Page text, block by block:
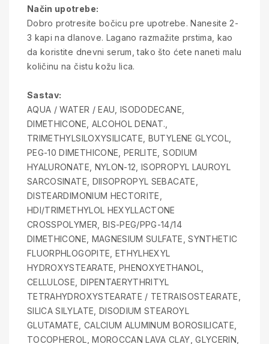
Način upotrebe:
Dobro protresite bočicu pre upotrebe. Nanesite 2-
3 kapi na dlanove. Lagano razmažite prstima, kao
da koristite dnevni serum, tako što ćete naneti malu
količinu na čistu kožu lica.
Sastav:
AQUA / WATER / EAU, ISODODECANE,
DIMETHICONE, ALCOHOL DENAT.,
TRIMETHYLSILOXYSILICATE, BUTYLENE GLYCOL,
PEG-10 DIMETHICONE, PERLITE, SODIUM
HYALURONATE, NYLON-12, ISOPROPYL LAUROYL
SARCOSINATE, DIISOPROPYL SEBACATE,
DISTEARDIMONIUM HECTORITE,
HDI/TRIMETHYLOL HEXYLLACTONE
CROSSPOLYMER, BIS-PEG/PPG-14/14
DIMETHICONE, MAGNESIUM SULFATE, SYNTHETIC
FLUORPHLOGOPITE, ETHYLHEXYL
HYDROXYSTEARATE, PHENOXYETHANOL,
CELLULOSE, DIPENTAERYTHRITYL
TETRAHYDROXYSTEARATE / TETRAISOSTEARATE,
SILICA SILYLATE, DISODIUM STEAROYL
GLUTAMATE, CALCIUM ALUMINUM BOROSILICATE,
TOCOPHEROL, MOROCCAN LAVA CLAY, GLYCERIN,